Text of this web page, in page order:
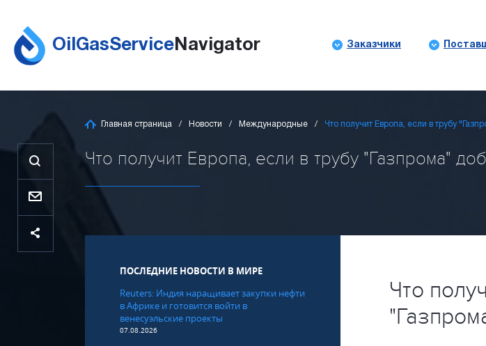
OilGasService Navigator Заказчики
Главная страница Новости Международные Что получит Европа, если в трубу
Что получит Европа, если в трубу "Газпрома"
ПОСЛЕДНИЕ НОВОСТИ В МИРЕ
Reuters: Индия наращивает закупки нефти
в Африке и готовится войти в
венесуэльские проекты
07.08.2026
Что